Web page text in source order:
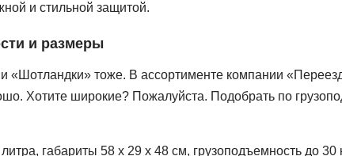
и стильной защитой.
и размеры
тоже. В ассортименте компании
Хотите широкие? Пожалуйста. Подобрать по
габариты 58 х 29 х 48 см, грузоподъемность до 30